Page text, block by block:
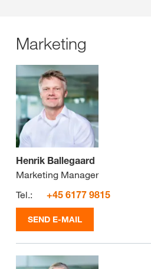
Marketing
Henrik Ballegaard
Marketing Manager
Tel.:
+45 6177 9815
SEND E-MAIL